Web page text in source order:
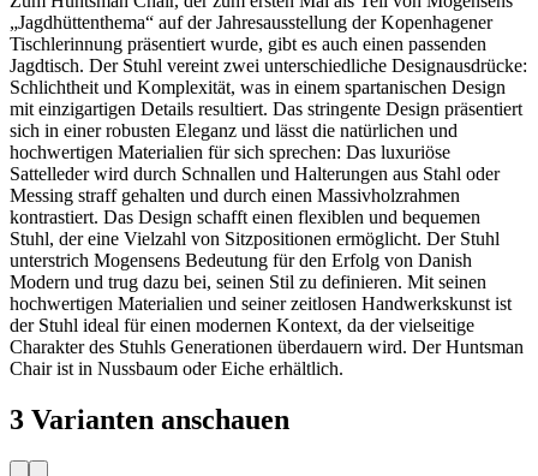
„Jagdhüttenthema“ auf der Jahresausstellung der Kopenhagener
Tischlerinnung präsentiert wurde, gibt es auch einen passenden
Jagdtisch. Der Stuhl vereint zwei unterschiedliche Designausdrücke:
Schlichtheit und Komplexität, was in einem spartanischen Design
mit einzigartigen Details resultiert. Das stringente Design präsentiert
sich in einer robusten Eleganz und lässt die natürlichen und
hochwertigen Materialien für sich sprechen: Das luxuriöse
Sattelleder wird durch Schnallen und Halterungen aus Stahl oder
Messing straff gehalten und durch einen Massivholzrahmen
kontrastiert. Das Design schafft einen flexiblen und bequemen
Stuhl, der eine Vielzahl von Sitzpositionen ermöglicht. Der Stuhl
unterstrich Mogensens Bedeutung für den Erfolg von Danish
Modern und trug dazu bei, seinen Stil zu definieren. Mit seinen
hochwertigen Materialien und seiner zeitlosen Handwerkskunst ist
der Stuhl ideal für einen modernen Kontext, da der vielseitige
Charakter des Stuhls Generationen überdauern wird. Der Huntsman
Chair ist in Nussbaum oder Eiche erhältlich.
3 Varianten anschauen